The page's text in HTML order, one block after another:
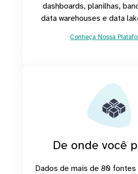
dashboards, planilhas,
data warehouses e data
Conheça Nossa
De onde você
Dados de mais de 80 fontes